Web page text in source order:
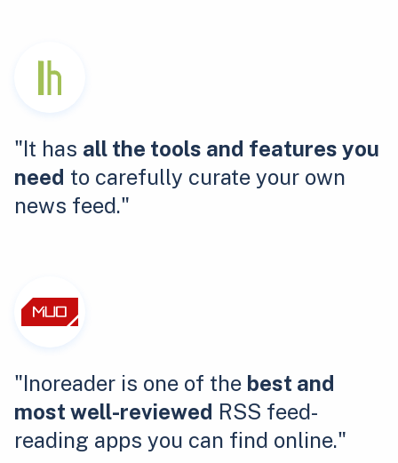
"It has all the tools and features you
need to carefully curate your own
news feed."
"Inoreader is one of the best and
most well-reviewed RSS feed-
reading apps you can find online."